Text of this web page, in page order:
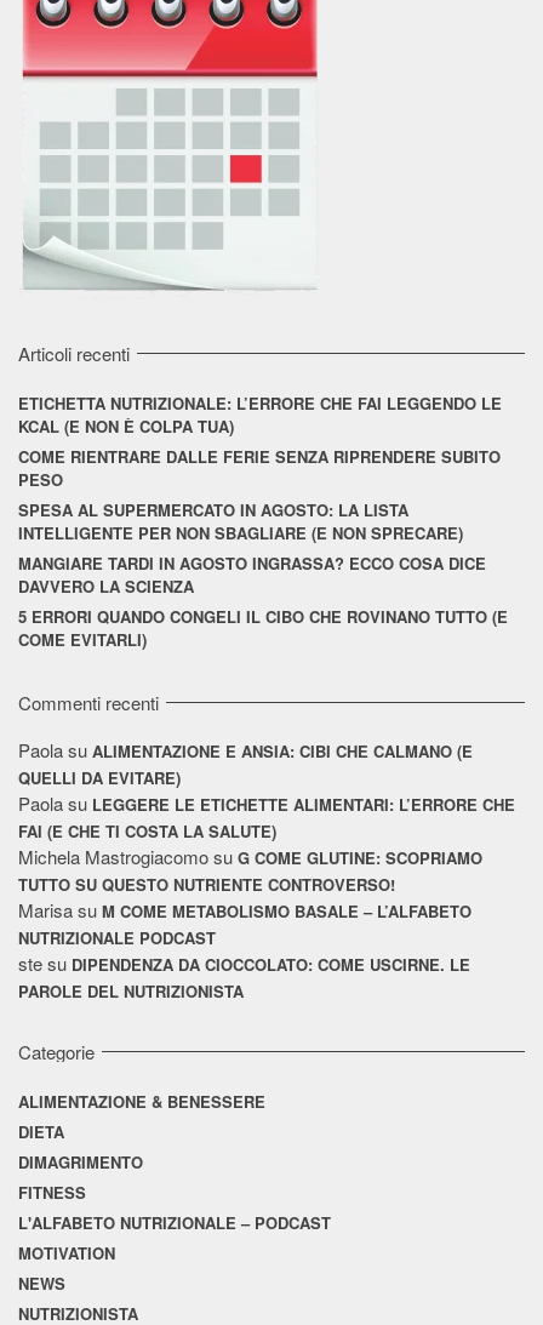
Articoli recenti
ETICHETTA NUTRIZIONALE: L’ERRORE CHE FAI LEGGENDO LE
KCAL (E NON È COLPA TUA)
COME RIENTRARE DALLE FERIE SENZA RIPRENDERE SUBITO
PESO
SPESA AL SUPERMERCATO IN AGOSTO: LA LISTA
INTELLIGENTE PER NON SBAGLIARE (E NON SPRECARE)
MANGIARE TARDI IN AGOSTO INGRASSA? ECCO COSA DICE
DAVVERO LA SCIENZA
5 ERRORI QUANDO CONGELI IL CIBO CHE ROVINANO TUTTO (E
COME EVITARLI)
Commenti recenti
Paolasu ALIMENTAZIONE E ANSIA: CIBI CHE CALMANO (E
QUELLI DA EVITARE)
Paolasu LEGGERE LE ETICHETTE ALIMENTARI: L’ERRORE CHE
FAI (E CHE TI COSTA LA SALUTE)
Michela Mastrogiacomosu G COME GLUTINE: SCOPRIAMO
TUTTO SU QUESTO NUTRIENTE CONTROVERSO!
Marisasu M COME METABOLISMO BASALE – L’ALFABETO
NUTRIZIONALE PODCAST
stesu DIPENDENZA DA CIOCCOLATO: COME USCIRNE. LE
PAROLE DEL NUTRIZIONISTA
Categorie
ALIMENTAZIONE & BENESSERE
DIETA
DIMAGRIMENTO
FITNESS
L'ALFABETO NUTRIZIONALE – PODCAST
MOTIVATION
NEWS
NUTRIZIONISTA